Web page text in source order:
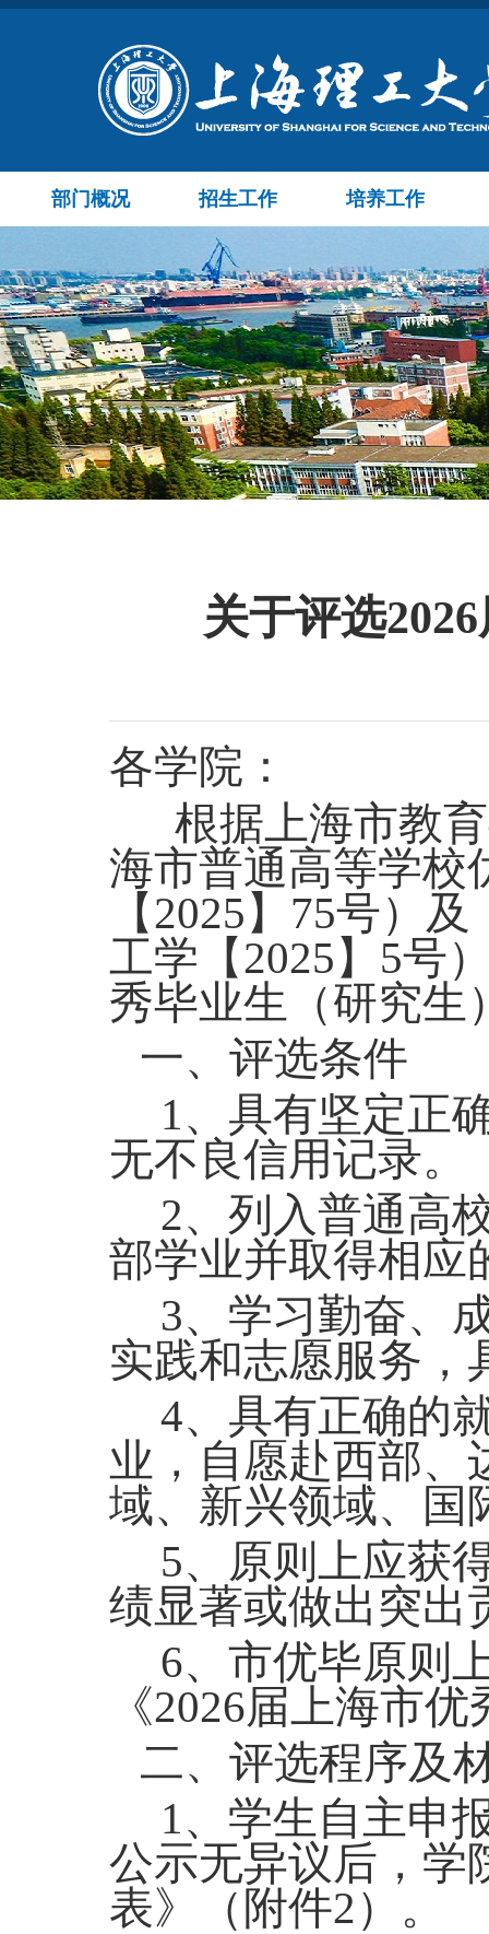
部门概况 招生工作 培养工作
关于评选
各学院：
根据上海市教
海市普通高等学校
【2025 】 75号）及
工学【2025 】 5号
秀毕业生（研究生
一、评选条件
1、具有坚定正
无不良信用记录。
2、列入普通高
部学业并取得相应
3、学习勤奋、
实践和志愿服务，
4、具有正确的
业，自愿赴西部、
域、新兴领域、国
5、原则上应获
绩显著或做出突出
6、市优毕原则
《2026届上海市优
二、评选程序及
1、学生自主申
公示无异议后，学
表》（附件2）。